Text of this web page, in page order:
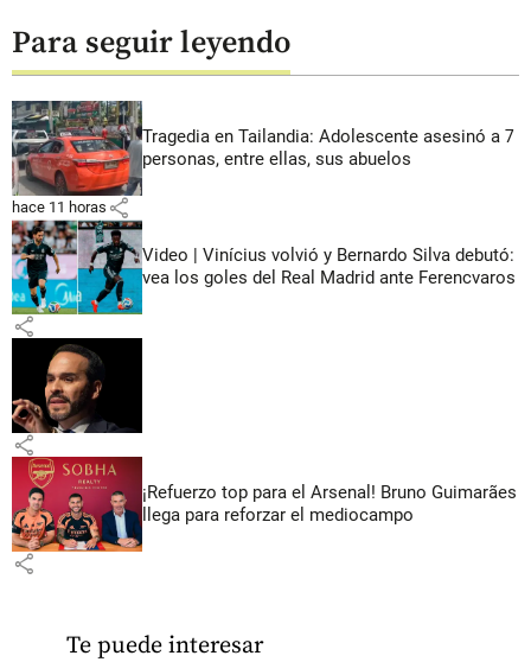
Para seguir leyendo
Tragedia en Tailandia: Adolescente asesinó a 7
personas, entre ellas, sus abuelos
hace 11 horas share
Video | Vinícius volvió y Bernardo Silva debutó:
vea los goles del Real Madrid ante Ferencvaros
share
share
¡Refuerzo top para el Arsenal! Bruno Guimarães
llega para reforzar el mediocampo
share
Te puede interesar